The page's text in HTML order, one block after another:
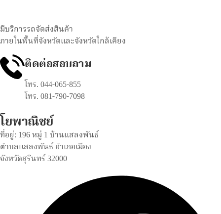
มีบริการรถจัดส่งสินค้า
ภายในพื้นที่จังหวัดและจังหวัดใกล้เคียง
ติดต่อสอบถาม
โทร. 044-065-855
โทร. 081-790-7098
โยพาณิชย์
ที่อยู่: 196 หมู่ 1 บ้านแสลงพันธ์
ตำบลแสลงพันธ์ อำเภอเมือง
จังหวัดสุรินทร์ 32000